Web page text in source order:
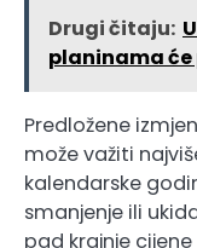
Drugi čitaju:
planinama
Predložene
može važiti
kalendarske
smanjenje ili
pad krajnje